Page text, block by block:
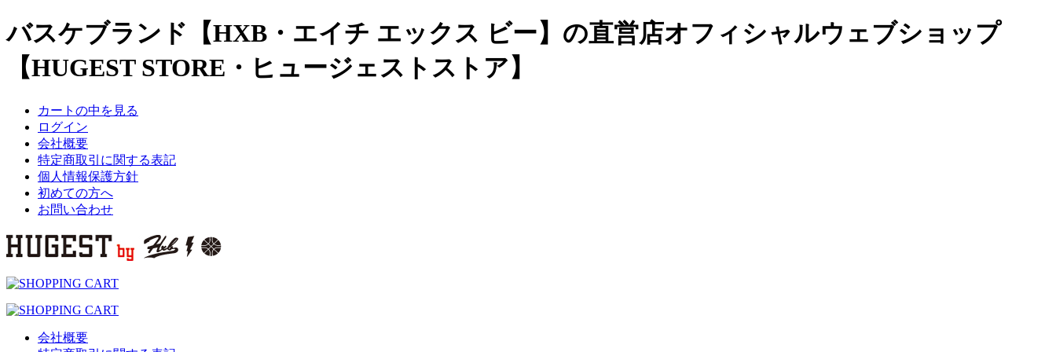
バスケブランド【HXB・エイチ エックス ビー】の直営店オフィシャルウェブショップ
【HUGEST STORE・ヒュージェストストア】
カートの中を見る
ログイン
会社概要
特定商取引に関する表記
個人情報保護方針
初めての方へ
お問い合わせ
会社概要